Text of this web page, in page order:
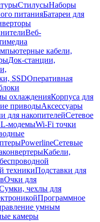
СтилусыНаборы
питанияБатареи для
Веб-
кабели,
Док-станции,
SSDОперативная
охлажденияКорпуса для
приводыАксессуары
для накопителейСетевое
модемыWi-Fi точки
PowerlineСетевые
Кабели,
техникиПодставки для
Очки для
чехлы для
Программное
умным
камеры